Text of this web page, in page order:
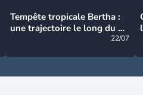
Tempête tropicale Bertha :
une trajectoire le long du du
22/07